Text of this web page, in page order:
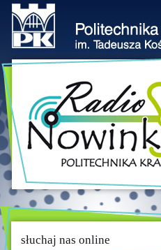
słuchaj nas online